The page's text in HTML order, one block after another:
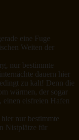
eine Fuge
Weiten der
nur bestimmte
dauern hier
zu kalt! Denn die
wärmen, der sogar
einen eisfreien Hafen
nur bestimmte
Nistplätze für